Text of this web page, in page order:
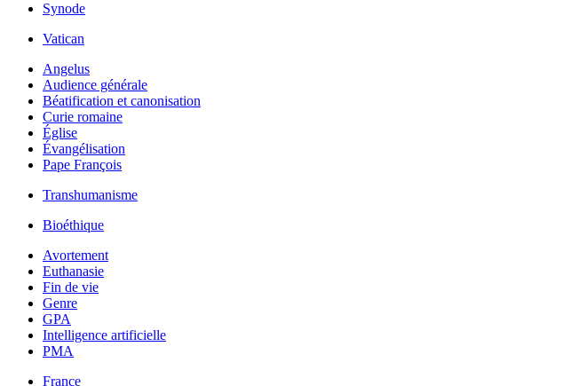
Synode
Vatican
Angelus
Audience générale
Béatification et canonisation
Curie romaine
Église
Évangélisation
Pape François
Transhumanisme
Bioéthique
Avortement
Euthanasie
Fin de vie
Genre
GPA
Intelligence artificielle
PMA
France